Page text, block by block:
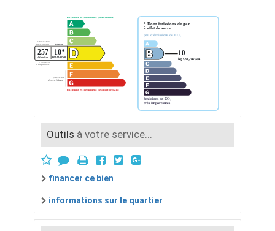
Outils à votre service...
financer ce bien
informations sur le quartier